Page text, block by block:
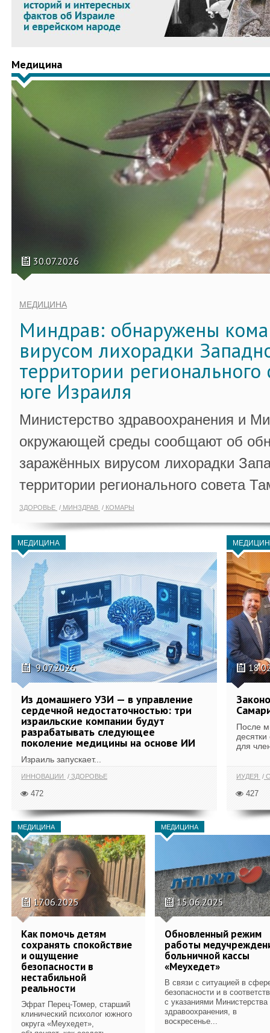
Медицина
30.07.2026
МЕДИЦИНА
Миндрав: обнаружены
вирусом лихорадки
территории регионального
юге Израиля
Министерство здравоохранения и
окружающей среды сообщают об
заражённых вирусом лихорадки
территории регионального совета
ЗДОРОВЬЕ МИНЗДРАВ КОМАРЫ
МЕДИЦИНА
9.07.2026
Из домашнего УЗИ — в управление
сердечной недостаточностью: три
израильские компании будут
разрабатывать следующее
поколение медицины на основе ИИ
Израиль запускает...
ИННОВАЦИИ ЗДОРОВЬЕ
472
После
для
ИУДЕЯ
427
МЕДИЦИНА
17.06.2025
Как помочь детям
сохранять спокойствие
и ощущение
безопасности в
нестабильной
реальности
Эфрат Перец-Томер, старший
клинический психолог южного
округа «Меухедет»,
МЕДИЦИНА
15.06.2025
Обновленный режим
работы
больничной кассы
«Меухедет»
В связи с ситуацией в
безопасности и в
с указаниями Министерства
здравоохранения, в
воскресенье...